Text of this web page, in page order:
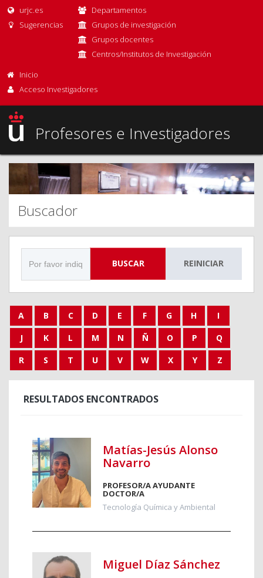
urjc.es
Sugerencias
Departamentos
Grupos de investigación
Grupos docentes
Centros/Institutos de Investigación
Inicio
Acceso Investigadores
Profesores e Investigadores
Buscador
BUSCAR REINICIAR
A B C D E F G H
I
J
K L M N Ñ O P
Q
R
S T U V W X Y Z
RESULTADOS ENCONTRADOS
Matías-Jesús Alonso
Navarro
PROFESOR/A AYUDANTE
DOCTOR/A
Tecnología Química y Ambiental
Miguel Díaz Sánchez